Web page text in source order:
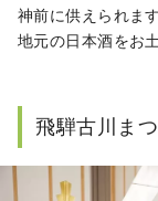
神前に供えられま
地元の日本酒をお
飛騨古川ま